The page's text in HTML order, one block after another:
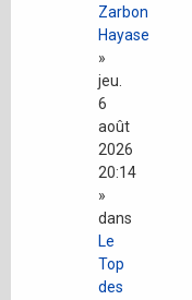
Zarbon
Hayase
»
jeu.
6
août
2026
20:14
»
dans
Le
Top
des